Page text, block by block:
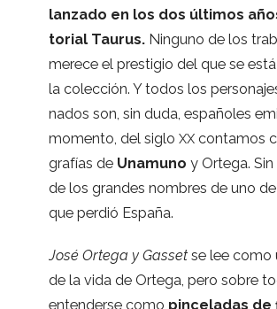
lan­zado en los dos últi­mos
to­rial Tau­rus.Nin­guno de los
me­rece el pres­ti­gio del que se
la colec­ción. Y todos los
na­dos son, sin duda, espa­ño­les
momento, del siglo XXcon­ta­mos
gra­fías de Una­muno y Ortega.
de los gran­des nom­bres de uno
que per­dió España.
José Ortega y Gas­setse lee como
de la vida de Ortega, pero sobre
enten­derse como pin­ce­la­das de